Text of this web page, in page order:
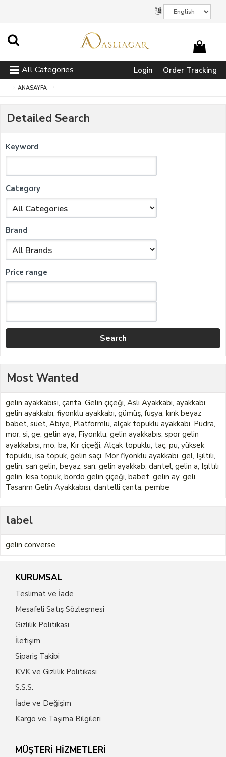
All Categories Login Order Tracking
ANASAYFA
Detailed Search
Keyword
Category
Brand
Price range
Most Wanted
gelin ayakkabısı, çanta, Gelin çiçeği, Aslı Ayakkabı, ayakkabı,
gelin ayakkabı, fiyonklu ayakkabı, gümüş, fuşya, kırık beyaz
babet, süet, Abiye, Platformlu, alçak topuklu ayakkabı, Pudra,
mor, si, ge, gelin aya, Fiyonklu, gelin ayakkabıs, spor gelin
ayakkabısı, mo, ba, Kır çiçeği, Alçak topuklu, taç, pu, yüksek
topuklu, ısa topuk, gelin saçı, Mor fiyonklu ayakkabı, gel, Işıltılı,
gelin, sarı gelin, beyaz, sarı, gelin ayakkab, dantel, gelin a, Işıltılı
gelin, kısa topuk, bordo gelin çiçeği, babet, gelin ay, geli,
Tasarım Gelin Ayakkabısı, dantelli çanta, pembe
label
gelin converse
KURUMSAL
Teslimat ve İade
Mesafeli Satış Sözleşmesi
Gizlilik Politikası
İletişim
Sipariş Takibi
KVK ve Gizlilik Politikası
S.S.S.
İade ve Değişim
Kargo ve Taşıma Bilgileri
MÜŞTERİ HİZMETLERİ